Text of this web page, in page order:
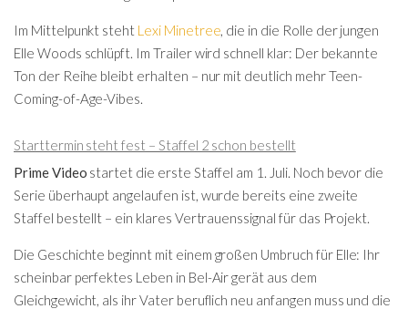
Im Mittelpunkt steht Lexi Minetree, die in die Rolle der jungen
Elle Woods schlüpft. Im Trailer wird schnell klar: Der bekannte
Ton der Reihe bleibt erhalten – nur mit deutlich mehr Teen-
Coming-of-Age-Vibes.
Starttermin steht fest – Staffel 2 schon bestellt
Prime Video startet die erste Staffel am 1. Juli. Noch bevor die
Serie überhaupt angelaufen ist, wurde bereits eine zweite
Staffel bestellt – ein klares Vertrauenssignal für das Projekt.
Die Geschichte beginnt mit einem großen Umbruch für Elle: Ihr
scheinbar perfektes Leben in Bel-Air gerät aus dem
Gleichgewicht, als ihr Vater beruflich neu anfangen muss und die